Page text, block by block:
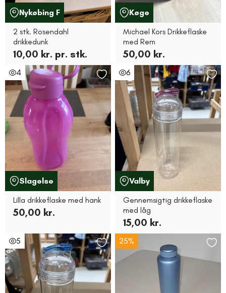
Nykøbing F
2 stk. Rosendahl
drikkedunk
10,00 kr. pr. stk.
Køge
Michael Kors Drikkeflaske
med Rem
50,00 kr.
4
Slagelse
Lilla drikkeflaske med hank
50,00 kr.
6
Valby
Gennemsigtig drikkeflaske
med låg
15,00 kr.
5 25%